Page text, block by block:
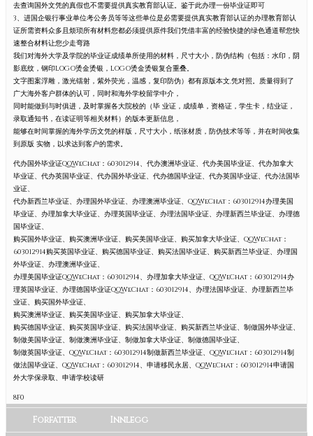
去查询国外文凭的真假也不需要提供真实教育部认证。鉴于此办理一份毕业证即可
3、进国企银行事业单位考公务员等等这些单位是必需要提供真实教育部认证的办理教育部认
证所需资料众多且烦琐所有材料您都必须提供原件我们凭借丰富的经验快捷的绿色通道帮您快
速整合材料让您少走弯路
我们对海外大学及学院的毕业证成绩单所使用的材料，尺寸大小，防伪结构（包括：水印，阴
影底纹，钢印LOGO烫金烫银，LOGO烫金烫银复合重叠。
文字图案浮雕，激光镭射，紫外荧光，温感，复印防伪）都有原版本文,凭对照。质量得到了
广大海外客户群体的认可，同时和海外学校留学中介，
同时能做到与时俱进，及时掌握各大院校的（毕 业证，成绩单，资格证，学生卡，结业证，
录取通知书，在读证明等相关材料）的版本更新信息，
能够在时间掌握的海外学历文凭的样版，尺寸大小，纸张材质，防伪技术等等，并在时间收集
到原版 实物，以求达到客户的需求。
代办国外毕业证QQWeChat：603012914、代办澳洲毕业证、代办美国毕业证、代办加拿大
毕业证、代办英国毕业证、代办国外毕业证、代办德国毕业证、代办英国毕业证、代办法国毕
业证、
代办新西兰毕业证、办理国外毕业证、办理澳洲毕业证、QQWeChat：603012914办理美国
毕业证、办理加拿大毕业证、办理英国毕业证、办理法国毕业证、办理新西兰毕业证、办理德
国毕业证、
购买国外毕业证、购买澳洲毕业证、购买美国毕业证、购买加拿大毕业证、QQWeChat：
603012914购买英国毕业证、购买德国毕业证、购买法国毕业证、购买新西兰毕业证、办理国
外毕业证、办理澳洲毕业证、
办理美国毕业证QQWeChat：603012914、办理加拿大毕业证、QQWeChat：603012914办
理英国毕业证、办理德国毕业证QQWeChat：603012914、办理法国毕业证、办理新西兰毕
业证、购买国外毕业证、
购买澳洲毕业证、购买美国毕业证、购买加拿大毕业证、
购买德国毕业证、购买英国毕业证、购买法国毕业证、购买新西兰毕业证、制做国外毕业证、
制做美国毕业证、制做澳洲毕业证、制做加拿大毕业证、制做德国毕业证、
制做英国毕业证、QQWeChat：603012914制做新西兰毕业证、QQWeChat：603012914制
做法国毕业证、QQWeChat：603012914、申请移民永居、QQWeChat：603012914申请国
外大学保录取、申请学校读研
8F0
Forfatter Innlegg